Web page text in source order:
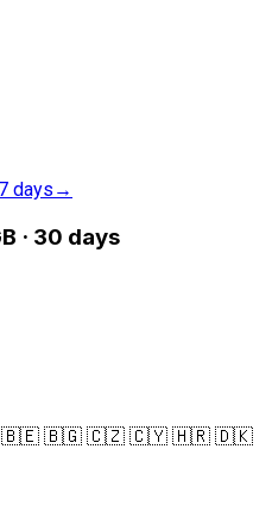
days →
· 30 days
🇧🇬 🇨🇿 🇨🇾 🇭🇷 🇩🇰